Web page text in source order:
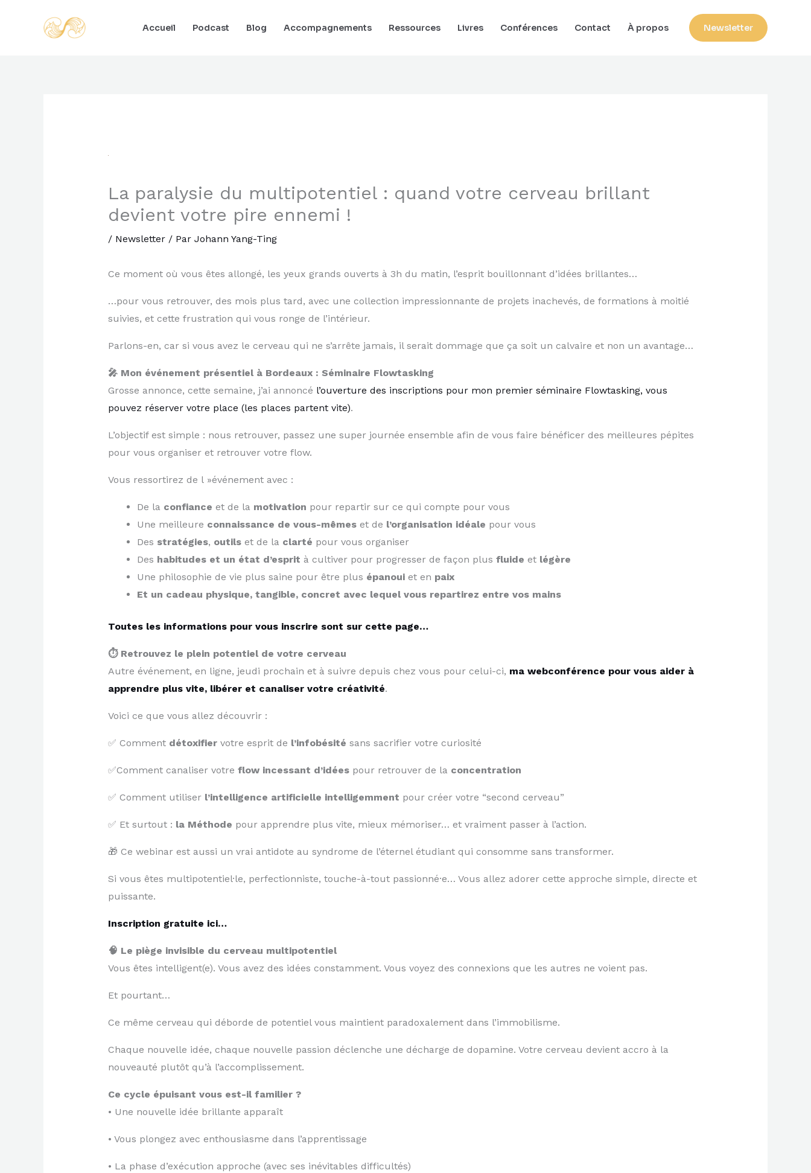
Accueil Podcast Blog Accompagnements Ressources Livres Conférences Contact À propos Newsletter
La paralysie du multipotentiel : quand votre cerveau brillant
devient votre pire ennemi !
/ Newsletter/ Par Johann Yang-Ting
Ce moment où vous êtes allongé, les yeux grands ouverts à 3h du matin, l’esprit bouillonnant d’idées brillantes…
…pour vous retrouver, des mois plus tard, avec une collection impressionnante de projets inachevés, de formations à moitié
suivies, et cette frustration qui vous ronge de l’intérieur.
Parlons-en, car si vous avez le cerveau qui ne s’arrête jamais, il serait dommage que ça soit un calvaire et non un avantage…
🎤 Mon événement présentiel à Bordeaux : Séminaire Flowtasking
Grosse annonce, cette semaine, j’ai annoncé ​l’ouverture des inscriptions pour mon premier séminaire Flowtasking, vous
pouvez réserver votre place (les places partent vite)​.
L’objectif est simple : nous retrouver, passez une super journée ensemble afin de vous faire bénéficer des meilleures pépites
pour vous organiser et retrouver votre flow.
Vous ressortirez de l »événement avec :
De la confiance et de la motivation pour repartir sur ce qui compte pour vous
​Une meilleure connaissance de vous-mêmeset de l’organisation idéale pour vous
​Des stratégies, outilset de la clarté pour vous organiser
​Des habitudes et un état d’esprit à cultiver pour progresser de façon plus fluide et légère
​Une philosophie de vie plus saine pour être plus épanouiet en paix
​Et un cadeau physique, tangible, concret avec lequel vous repartirez entre vos mains
Toutes les informations pour vous inscrire sont sur cette page…
⏱️ Retrouvez le plein potentiel de votre cerveau
Autre événement, en ligne, jeudi prochain et à suivre depuis chez vous pour celui-ci, ma webconférence pour vous aider à
apprendre plus vite, libérer et canaliser votre créativité.
Voici ce que vous allez découvrir :
✅ Comment détoxifiervotre esprit de l’infobésité sans sacrifier votre curiosité
✅Comment canaliser votre flow incessant d’idéespour retrouver de la concentration
✅ Comment utiliser l’intelligence artificielle intelligemment pour créer votre “second cerveau”
✅ Et surtout : la Méthode pour apprendre plus vite, mieux mémoriser… et vraiment passer à l’action.
🎁 Ce webinar est aussi un vrai antidote au syndrome de l’éternel étudiant qui consomme sans transformer.
Si vous êtes multipotentiel·le, perfectionniste, touche-à-tout passionné·e… Vous allez adorer cette approche simple, directe et
puissante.
Inscription gratuite ici…
🧠 Le piège invisible du cerveau multipotentiel
Vous êtes intelligent(e). Vous avez des idées constamment. Vous voyez des connexions que les autres ne voient pas.
Et pourtant…
Ce même cerveau qui déborde de potentiel vous maintient paradoxalement dans l’immobilisme.
Chaque nouvelle idée, chaque nouvelle passion déclenche une décharge de dopamine. Votre cerveau devient accro à la
nouveauté plutôt qu’à l’accomplissement.
Ce cycle épuisant vous est-il familier ?
• Une nouvelle idée brillante apparaît
• Vous plongez avec enthousiasme dans l’apprentissage
• La phase d’exécution approche (avec ses inévitables difficultés)